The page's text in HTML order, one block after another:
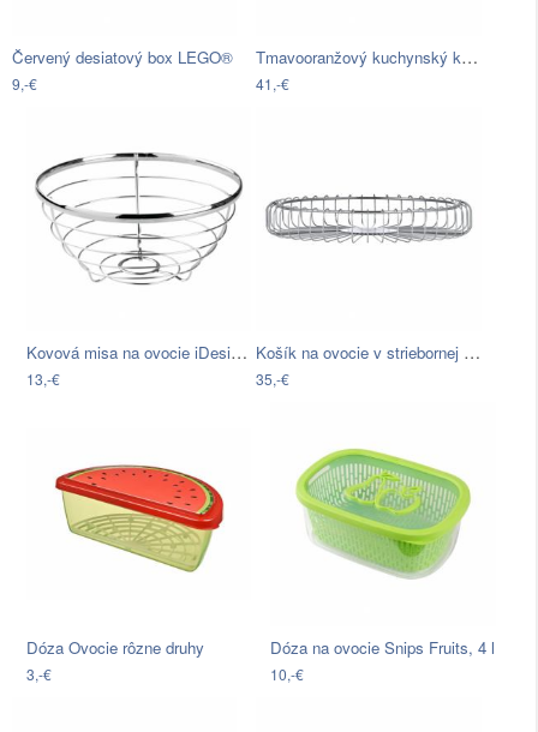
Červený desiatový box LEGO®
9,-€
Tmavooranžový kuchynský košík na pečivo…
41,-€
Kovová misa na ovocie iDesign Axis, 7 l
13,-€
Košík na ovocie v striebornej farbe…
35,-€
Dóza Ovocie rôzne druhy
3,-€
Dóza na ovocie Snips Fruits, 4 l
10,-€